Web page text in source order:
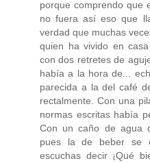
porque comprendo que
no fuera así eso que
verdad que muchas
quien ha vivido en
con dos retretes de
había a la hora de...
parecida a la del café
rectalmente. Con una
normas escritas había
Con un caño de agua
pues la de beber se
escuchas decir ¡Qué